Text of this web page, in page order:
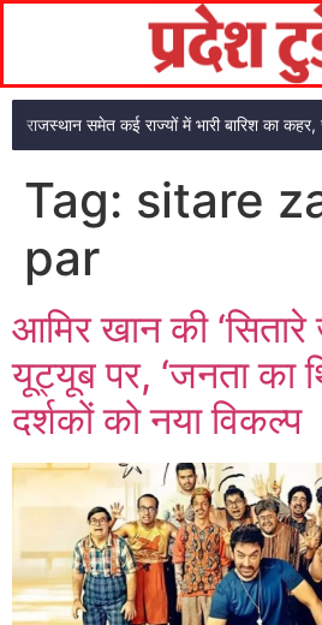
Tag: sitare
par
आमिर खान की
यूट्यूब पर, ‘जनता का
दर्शकों को नया विकल्प